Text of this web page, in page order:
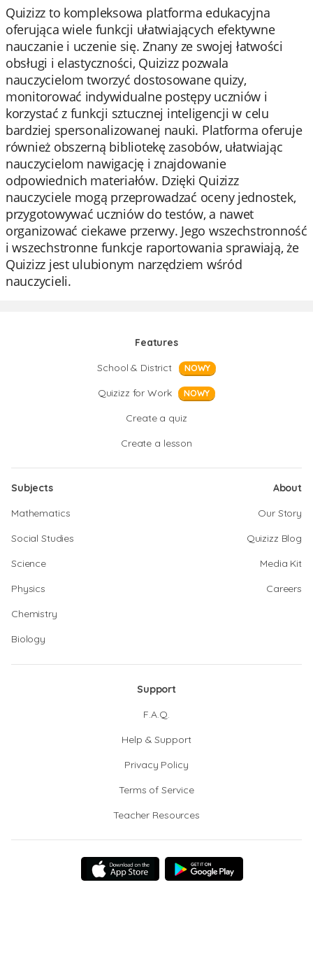
Quizizz to kompleksowa platforma edukacyjna
oferująca wiele funkcji ułatwiających efektywne
nauczanie i uczenie się. Znany ze swojej łatwości
obsługi i elastyczności, Quizizz pozwala
nauczycielom tworzyć dostosowane quizy,
monitorować indywidualne postępy uczniów i
korzystać z funkcji sztucznej inteligencji w celu
bardziej spersonalizowanej nauki. Platforma oferuje
również obszerną bibliotekę zasobów, ułatwiając
nauczycielom nawigację i znajdowanie
odpowiednich materiałów. Dzięki Quizizz
nauczyciele mogą przeprowadzać oceny jednostek,
przygotowywać uczniów do testów, a nawet
organizować ciekawe przerwy. Jego wszechstronność
i wszechstronne funkcje raportowania sprawiają, że
Quizizz jest ulubionym narzędziem wśród
nauczycieli.
Features
School & District
NOWY
Quizizz for Work NOWY
Create a quiz
Create a lesson
Subjects
Mathematics
Social Studies
Science
Physics
Chemistry
Biology
About
Our Story
Quizizz Blog
Media Kit
Careers
Support
F.A.Q.
Help & Support
Privacy Policy
Terms of Service
Teacher Resources